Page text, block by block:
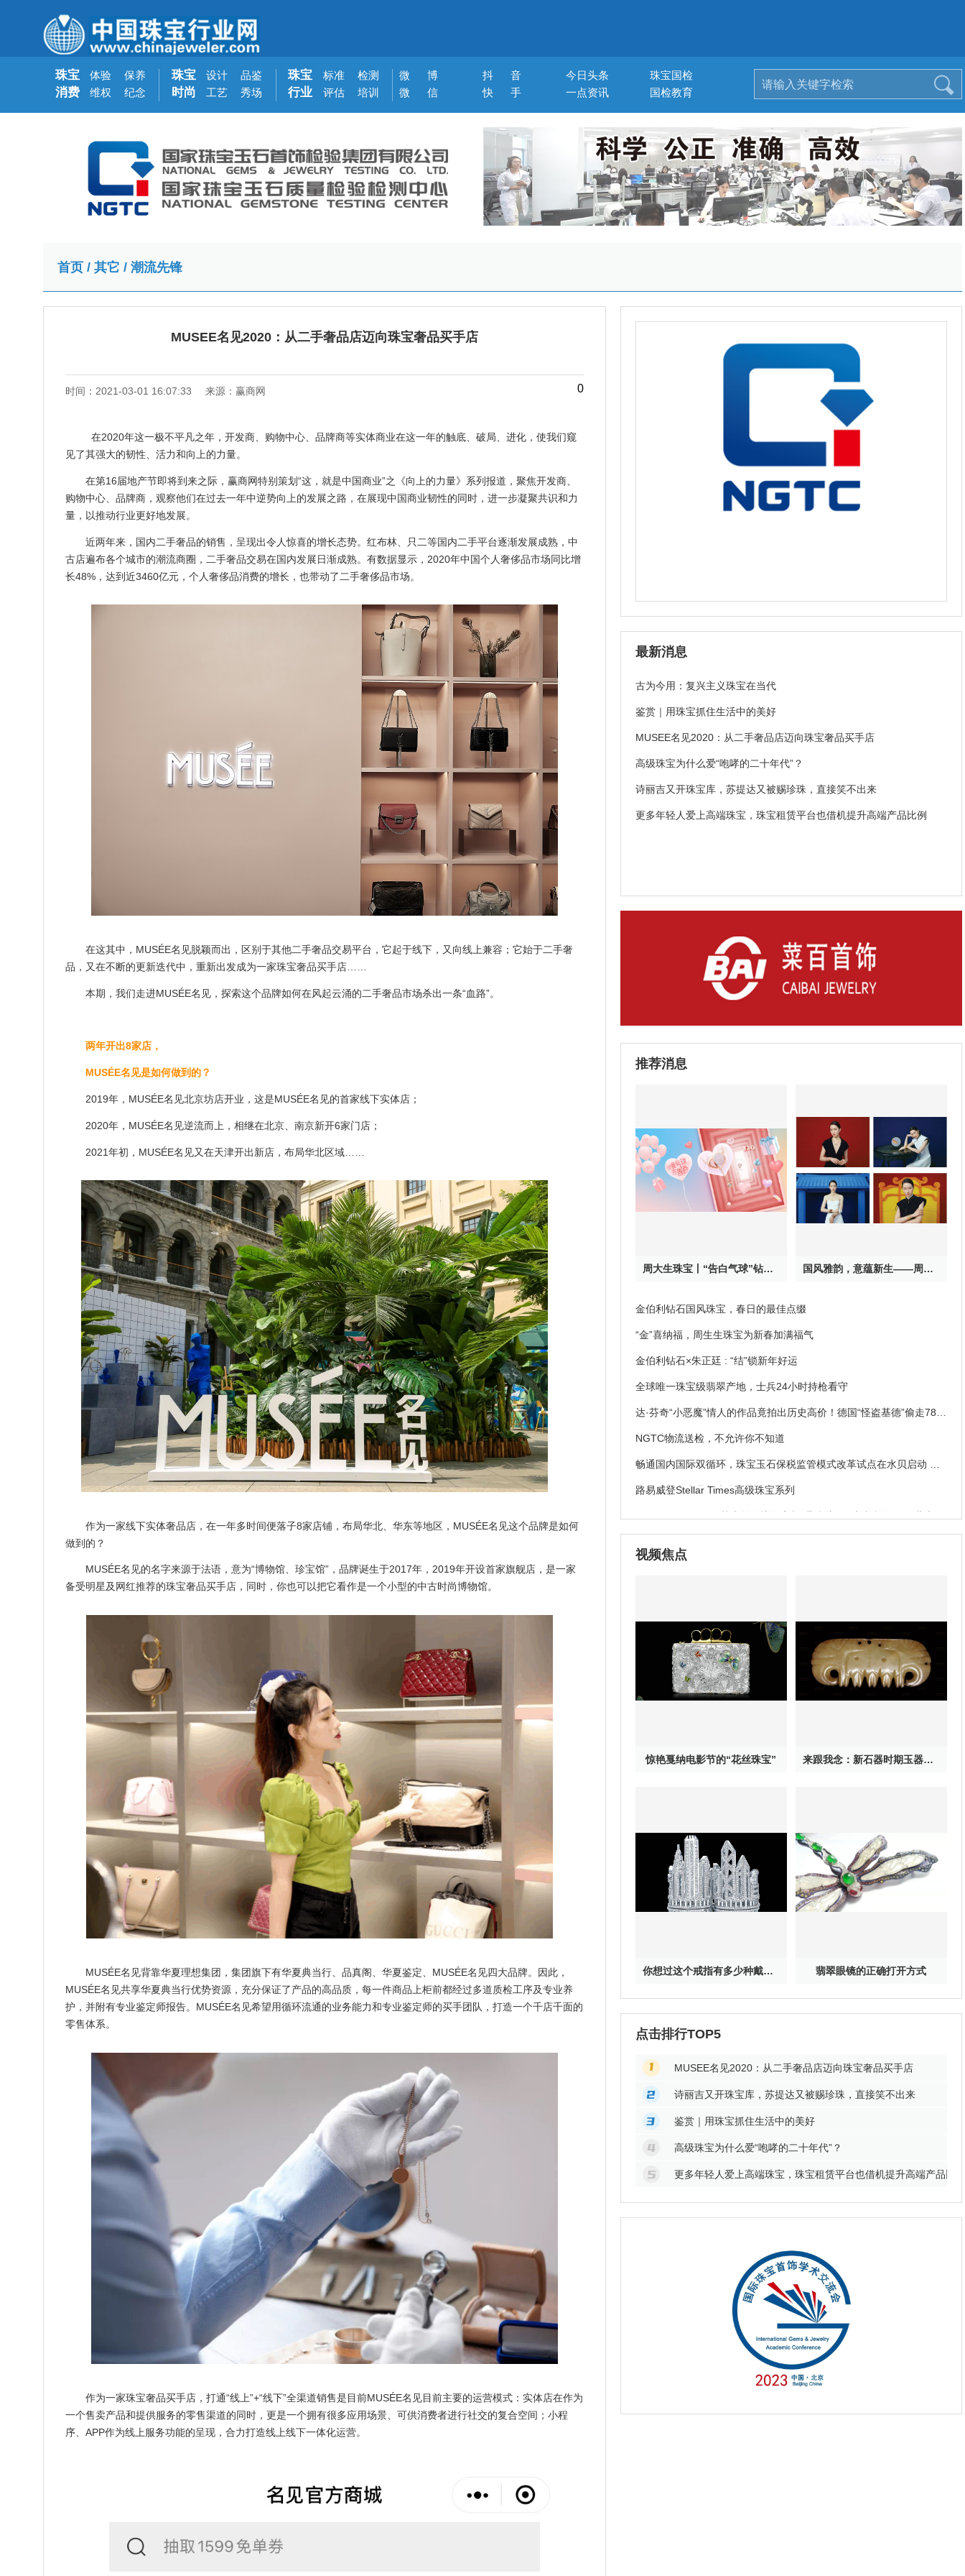
珠宝
消费
体验
维权
保养
纪念
珠宝
时尚
设计
工艺
品鉴
秀场
珠宝
行业
标准
评估
检测
培训
微 博
微 信
抖 音
快 手
今日头条
一点资讯
珠宝国检
国检教育
首页 / 其它 / 潮流先锋
MUSEE名见2020：从二手奢品店迈向珠宝奢品买手店
时间：2021-03-01 16:07:33 来源：赢商网 0
在2020年这一极不平凡之年，开发商、购物中心、品牌商等实体商业在这一年的触底、破局、进化，使我们窥
见了其强大的韧性、活力和向上的力量。
在第16届地产节即将到来之际，赢商网特别策划“这，就是中国商业”之《向上的力量》系列报道，聚焦开发商、
购物中心、品牌商，观察他们在过去一年中逆势向上的发展之路，在展现中国商业韧性的同时，进一步凝聚共识和力
量，以推动行业更好地发展。
近两年来，国内二手奢品的销售，呈现出令人惊喜的增长态势。红布林、只二等国内二手平台逐渐发展成熟，中
古店遍布各个城市的潮流商圈，二手奢品交易在国内发展日渐成熟。有数据显示，2020年中国个人奢侈品市场同比增
长48%，达到近3460亿元，个人奢侈品消费的增长，也带动了二手奢侈品市场。
在这其中，MUSÉE名见脱颖而出，区别于其他二手奢品交易平台，它起于线下，又向线上兼容；它始于二手奢
品，又在不断的更新迭代中，重新出发成为一家珠宝奢品买手店……
本期，我们走进MUSÉE名见，探索这个品牌如何在风起云涌的二手奢品市场杀出一条“血路”。
两年开出8家店，
MUSÉE名见是如何做到的？
2019年，MUSÉE名见北京坊店开业，这是MUSÉE名见的首家线下实体店；
2020年，MUSÉE名见逆流而上，相继在北京、南京新开6家门店；
2021年初，MUSÉE名见又在天津开出新店，布局华北区域……
作为一家线下实体奢品店，在一年多时间便落子8家店铺，布局华北、华东等地区，MUSÉE名见这个品牌是如何
做到的？
MUSÉE名见的名字来源于法语，意为“博物馆、珍宝馆”，品牌诞生于2017年，2019年开设首家旗舰店，是一家
备受明星及网红推荐的珠宝奢品买手店，同时，你也可以把它看作是一个小型的中古时尚博物馆。
MUSÉE名见背靠华夏理想集团，集团旗下有华夏典当行、品真阁、华夏鉴定、MUSÉE名见四大品牌。因此，
MUSÉE名见共享华夏典当行优势资源，充分保证了产品的高品质，每一件商品上柜前都经过多道质检工序及专业养
护，并附有专业鉴定师报告。MUSÉE名见希望用循环流通的业务能力和专业鉴定师的买手团队，打造一个千店千面的
零售体系。
作为一家珠宝奢品买手店，打通“线上”+“线下”全渠道销售是目前MUSÉE名见目前主要的运营模式：实体店在作为
一个售卖产品和提供服务的零售渠道的同时，更是一个拥有很多应用场景、可供消费者进行社交的复合空间；小程
序、APP作为线上服务功能的呈现，合力打造线上线下一体化运营。
最新消息
古为今用：复兴主义珠宝在当代
鉴赏｜用珠宝抓住生活中的美好
MUSEE名见2020：从二手奢品店迈向珠宝奢品买手店
高级珠宝为什么爱“咆哮的二十年代”？
诗丽吉又开珠宝库，苏提达又被赐珍珠，直接笑不出来
更多年轻人爱上高端珠宝，珠宝租赁平台也借机提升高端产品比例
推荐消息
周大生珠宝丨“告白气球”钻石项链新品520甜蜜上新 国风雅韵，意蕴新生——周生生携手中国当代美学摄影师张家诚呈献珠宝大片
金伯利钻石国风珠宝，春日的最佳点缀
“金”喜纳福，周生生珠宝为新春加满福气
金伯利钻石×朱正廷 : “结”锁新年好运
全球唯一珠宝级翡翠产地，士兵24小时持枪看守
达·芬奇“小恶魔”情人的作品竟拍出历史高价！德国“怪盗基德”偷走78亿
珠宝破案
NGTC物流送检，不允许你不知道
畅通国内国际双循环，珠宝玉石保税监管模式改革试点在水贝启动 罗
湖开辟珠宝产业新未来
路易威登Stellar Times高级珠宝系列
视频焦点
惊艳戛纳电影节的“花丝珠宝” 来跟我念：新石器时期玉器其实特神奇
你想过这个戒指有多少种戴法吗？ 翡翠眼镜的正确打开方式
点击排行TOP5
MUSEE名见2020：从二手奢品店迈向珠宝奢品买手店
诗丽吉又开珠宝库，苏提达又被赐珍珠，直接笑不出来
鉴赏｜用珠宝抓住生活中的美好
高级珠宝为什么爱“咆哮的二十年代”？
更多年轻人爱上高端珠宝，珠宝租赁平台也借机提升高端产品比例